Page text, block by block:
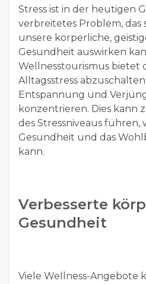
Stress ist in der heutigen
verbreitetes Problem, das
unsere körperliche,
Gesundheit auswirken
Wellnesstourismus bietet
Alltagsstress
Entspannung und
konzentrieren. Dies kann
des Stressniveaus führen,
Gesundheit und das
kann.
Verbesserte
Gesundheit
Viele Wellness-Angebote